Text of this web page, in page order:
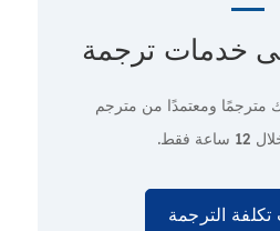
خدمات ترجمة
ومعتمدًا من مترجم
12 ساعة فقط.
الترجمة